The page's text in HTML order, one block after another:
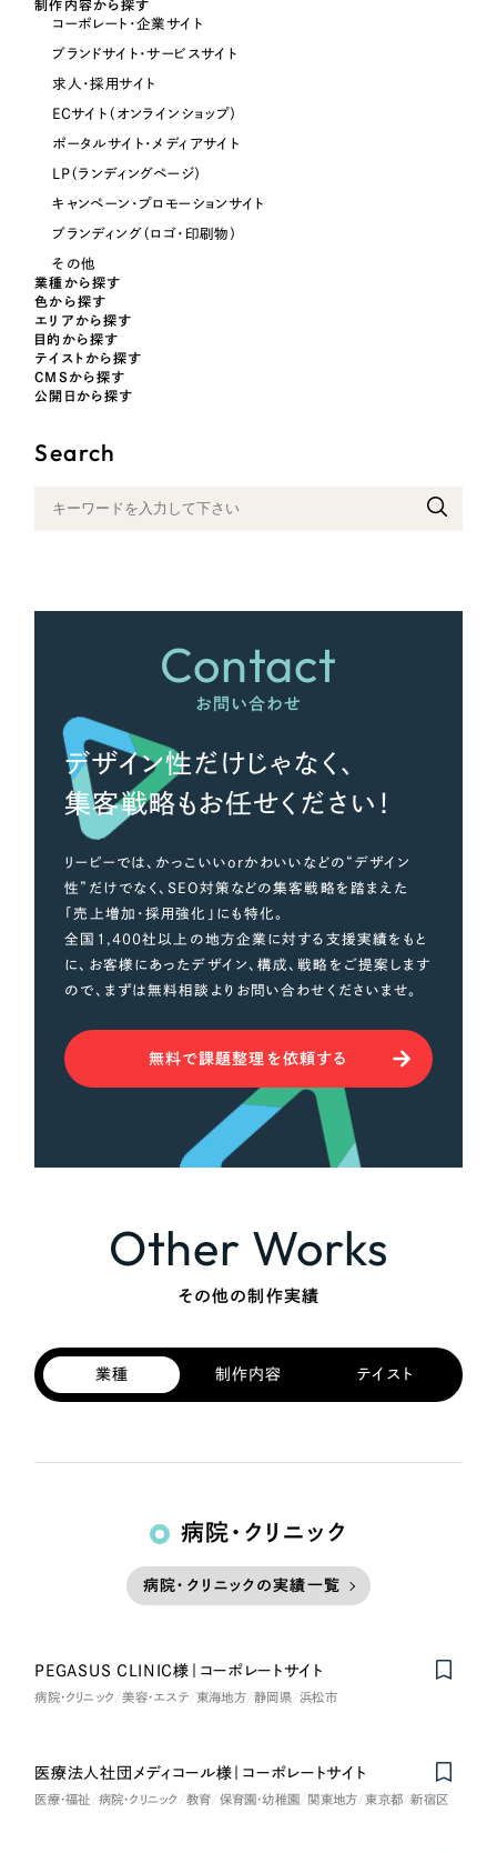
オレンジ・橙色
イエロー・黄色
グリーン・緑色
ブルー・青色
パープル・紫色
ピンク・桃色
制作内容から探す
コーポレート・企業サイト
ブランドサイト・サービスサイト
求人・採用サイト
ECサイト（オンラインショップ）
ポータルサイト・メディアサイト
LP（ランディングページ）
キャンペーン・プロモーションサイト
ブランディング（ロゴ・印刷物）
その他
業種から探す
色から探す
エリアから探す
目的から探す
テイストから探す
CMSから探す
公開日から探す
Search
Contact
お問い合わせ
デザイン性だけじゃなく、
集客戦略もお任せください！
リーピーでは、かっこいいorかわいいなどの“デザイン
性”だけでなく、SEO対策などの集客戦略を踏まえた
「売上増加・採用強化」にも特化。
全国1,400社以上の地方企業に対する支援実績をもと
に、お客様にあったデザイン、構成、戦略をご提案します
ので、まずは無料相談よりお問い合わせくださいませ。
無料で課題整理を依頼する
Other Works
その他の制作実績
業種 制作内容 テイスト
病院・クリニック
病院・クリニックの実績一覧
PEGASUS CLINIC様｜コーポレートサイト
病院・クリニック 美容・エステ 東海地方 静岡県 浜松市
Nominee
医療法人社団メディコール様｜コーポレートサイト
医療・福祉 病院・クリニック 教育 保育園・幼稚園 関東地方 東京都 新宿区